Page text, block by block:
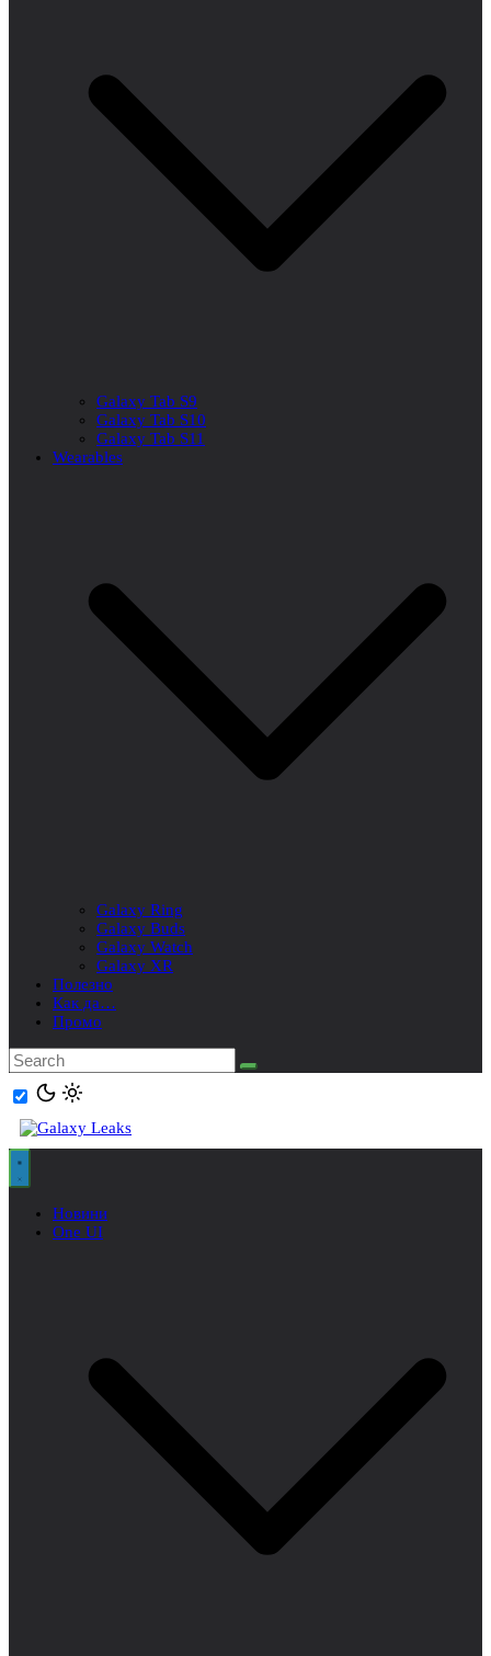
Galaxy Tab S9
Galaxy Tab S10
Galaxy Tab S11
Wearables
Galaxy Ring
Galaxy Buds
Galaxy Watch
Galaxy XR
Полезно
Как да…
Промо
Новини
One UI